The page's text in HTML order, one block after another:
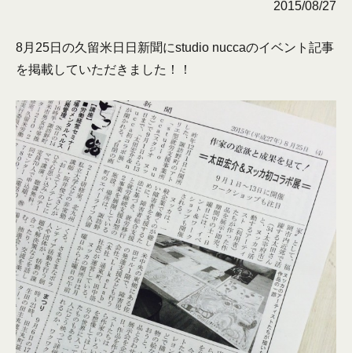
2015/08/27
8月25日の久留米日日新聞にstudio nuccaのイベント記事
を掲載していただきました！！